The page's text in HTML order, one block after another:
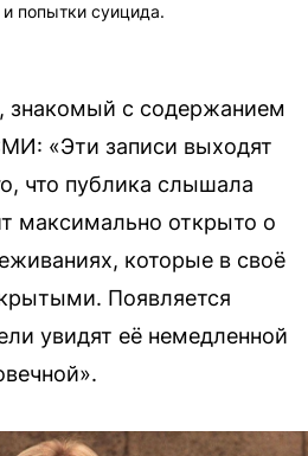
попытки суицида.
знакомый с содержанием
«Эти записи выходят
что публика слышала
максимально открыто о
которые в своё
Появляется
увидят её немедленной